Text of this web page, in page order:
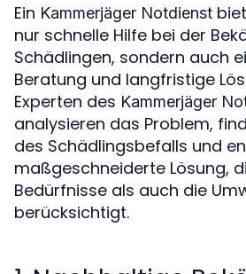
Ein Kammerjäger Notdienst
nur schnelle Hilfe bei der
Schädlingen, sondern auch
Beratung und langfristige
Experten des Kammerjäger
analysieren das Problem,
des Schädlingsbefalls und
maßgeschneiderte Lösung,
Bedürfnisse als auch die
berücksichtigt.